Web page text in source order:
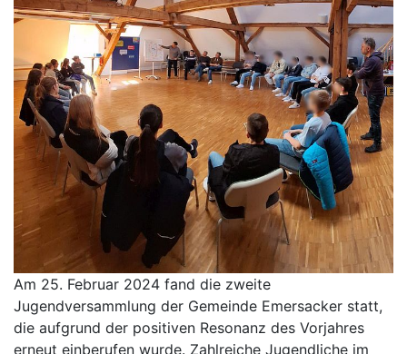
Am 25. Februar 2024 fand die zweite
Jugendversammlung der Gemeinde Emersacker statt,
die aufgrund der positiven Resonanz des Vorjahres
erneut einberufen wurde. Zahlreiche Jugendliche im